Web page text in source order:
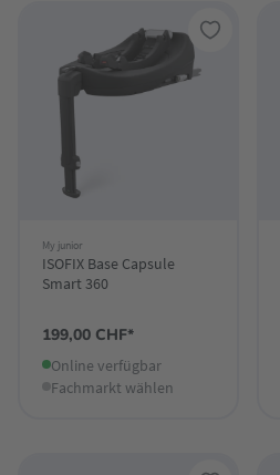
My junior
ISOFIX Base Capsule
Smart 360
199,00 CHF*
Online verfügbar
Fachmarkt wählen